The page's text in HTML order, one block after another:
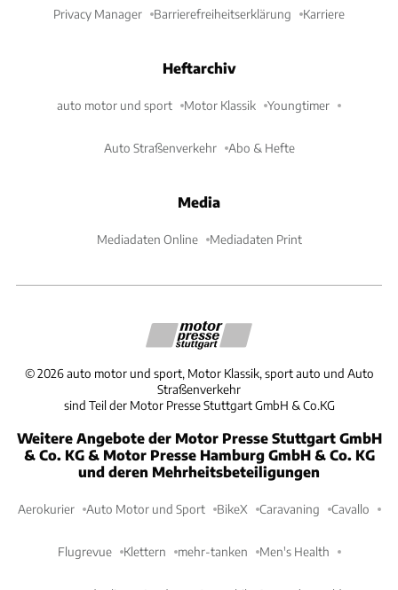
Privacy Manager Barrierefreiheitserklärung Karriere
Heftarchiv
auto motor und sport Motor Klassik Youngtimer
Auto Straßenverkehr Abo & Hefte
Media
Mediadaten Online Mediadaten Print
©2026 auto motor und sport, Motor Klassik, sport auto und Auto
Straßenverkehr
sind Teil der Motor Presse Stuttgart GmbH & Co.KG
Weitere Angebote der Motor Presse Stuttgart GmbH
& Co. KG & Motor Presse Hamburg GmbH & Co. KG
und deren Mehrheitsbeteiligungen
Aerokurier Auto Motor und Sport BikeX Caravaning Cavallo
Flugrevue Klettern mehr-tanken Men's Health